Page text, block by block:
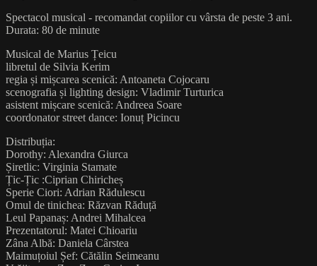
Spectacol musical - recomandat copiilor cu vârsta de peste 3 ani.
Durata: 80 de minute
Musical de Marius Țeicu
libretul de Silvia Kerim
regia și mișcarea scenică: Antoaneta Cojocaru
scenografia și lighting design: Vladimir Turturica
asistent mișcare scenică: Andreea Soare
coordonator street dance: Ionuț Picincu
Distribuția:
Dorothy: Alexandra Giurca
Șiretlic: Virginia Stamate
Țic-Țic :Ciprian Chiricheș
Sperie Ciori: Adrian Rădulescu
Omul de tinichea: Răzvan Răduță
Leul Papanaș: Andrei Mihalcea
Prezentatorul: Matei Chioariu
Zâna Albă: Daniela Cârstea
Maimuțoiul Șef: Cătălin Seimeanu